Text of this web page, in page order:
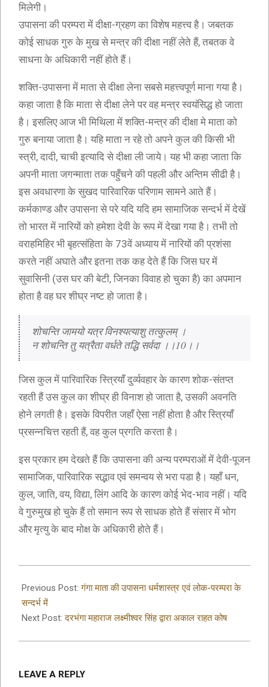
मिलेगी।
उपासना की परम्परा में दीक्षा-ग्रहण का विशेष महत्त्व है। जबतक
कोई साधक गुरु के मुख से मन्त्र की दीक्षा नहीं लेते हैं, तबतक वे
साधना के अधिकारी नहीं होते हैं।
शक्ति-उपासना में माता से दीक्षा लेना सबसे महत्त्वपूर्ण माना गया है।
कहा जाता है कि माता से दीक्षा लेने पर वह मन्त्र स्वयंसिद्ध हो जाता
है। इसलिए आज भी मिथिला में शक्ति-मन्त्र की दीक्षा मे माता को
गुरु बनाया जाता है। यहि माता न रहे तो अपने कुल की किसी भी
स्त्री, दादी, चाची इत्यादि से दीक्षा ली जाये। यह भी कहा जाता कि
अपनी माता जगन्माता तक पहुँचने की पहली और अन्तिम सीढी है।
इस अवधारणा के सुखद पारिवारिक परिणाम सामने आते हैं।
कर्मकाण्ड और उपासना से परे यदि यदि हम सामाजिक सन्दर्भ में देखें
तो भारत में नारियों को हमेशा देवी के रूप में देखा गया है। तभी तो
वराहमिहिर भी बृहत्संहिता के 73वें अध्याय में नारियों की प्रशंसा
करते नहीं अघाते और इतना तक कह देते हैं कि जिस घर में
सुवासिनी (उस घर की बेटी, जिनका विवाह हो चुका है) का अपमान
होता है वह घर शीघ्र नष्ट हो जाता है।
शोचन्ति जामयो यत्र विनश्यत्याशु तत्कुलम् ।
न शोचन्ति तु यत्रैता वर्धते तद्धि सर्वदा ।।10।।
जिस कुल में पारिवारिक स्त्रियाँ दुर्व्यवहार के कारण शोक-संतप्त
रहती हैं उस कुल का शीघ्र ही विनाश हो जाता है, उसकी अवनति
होने लगती है। इसके विपरीत जहाँ ऐसा नहीं होता है और स्त्रियाँ
प्रसन्नचित्त रहती हैं, वह कुल प्रगति करता है।
इस प्रकार हम देखते हैं कि उपासना की अन्य परम्पराओं में देवी-पूजन
सामाजिक, पारिवारिक सद्भाव एवं समन्वय से भरा पडा है। यहाँ धन,
कुल, जाति, वय, विद्या, लिंग आदि के कारण कोई भेद-भाव नहीं। यदि
वे गुरुमुख हो चुके हैं तो समान रूप से साधक होते हैं संसार में भोग
और मृत्यु के बाद मोक्ष के अधिकारी होते हैं।
09-
19
Previous Post:गंगा माता की उपासना धर्मशास्त्र एवं लोक-परम्परा के
सन्दर्भ में
Next Post:दरभंगा महाराज लक्ष्मीश्वर सिंह द्वारा अकाल राहत कोष
LEAVE A REPLY